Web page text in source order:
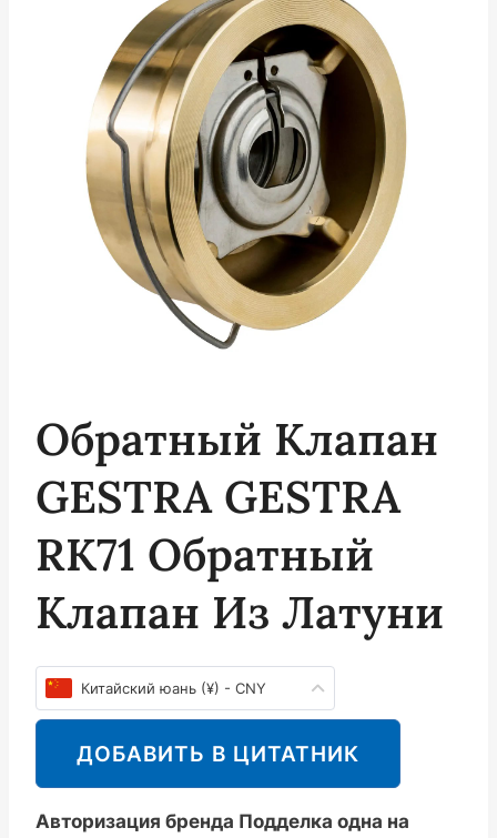
Обратный Клапан
GESTRA GESTRA
RK71 Обратный
Клапан Из Латуни
Китайский юань (¥) - CNY
ДОБАВИТЬ В ЦИТАТНИК
Авторизация бренда Подделка одна на